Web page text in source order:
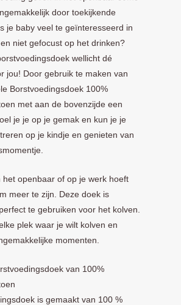
door toekijkende
je baby veel te geïnteresseerd in
niet gefocust op het drinken?
wellicht dé
jou! Door gebruik te maken van
Borstvoedingsdoek 100%
met aan de bovenzijde een
je je op je gemak en kun je je
op je kindje en genieten van
het openbaar of op je werk hoeft
meer te zijn. Deze doek is
te gebruiken voor het kolven.
plek waar je wilt kolven en
momenten.
van 100%
is gemaakt van 100 %